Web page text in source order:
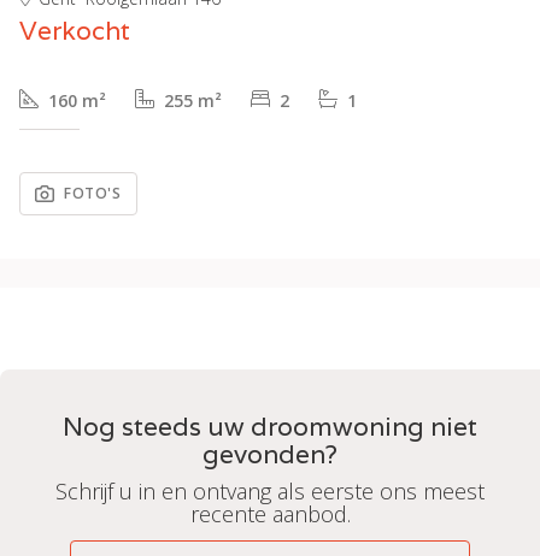
Verkocht
160 m² 255 m² 2 1
FOTO'S
Nog steeds uw droomwoning niet
gevonden?
Schrijf u in en ontvang als eerste ons meest
recente aanbod.